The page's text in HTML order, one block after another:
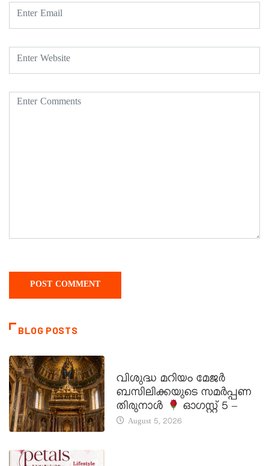
BLOG POSTS
വിശുദ്ധ മറിയം മേജർ
ബസിലിക്കയുടെ സമർപ്പണ
തിരുനാൾ
ഓഗസ്റ്റ് 5 –
August 5, 2026